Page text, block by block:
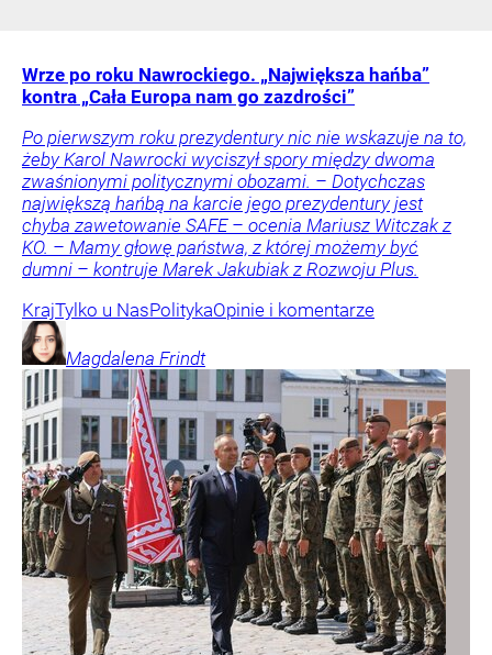
Wrze po roku Nawrockiego. „Największa hańba”
kontra „Cała Europa nam go zazdrości”
Po pierwszym roku prezydentury nic nie wskazuje na to,
żeby Karol Nawrocki wyciszył spory między dwoma
zwaśnionymi politycznymi obozami. – Dotychczas
największą hańbą na karcie jego prezydentury jest
chyba zawetowanie SAFE – ocenia Mariusz Witczak z
KO. – Mamy głowę państwa, z której możemy być
dumni – kontruje Marek Jakubiak z Rozwoju Plus.
KrajTylko u NasPolitykaOpinie i komentarze
Magdalena Frindt